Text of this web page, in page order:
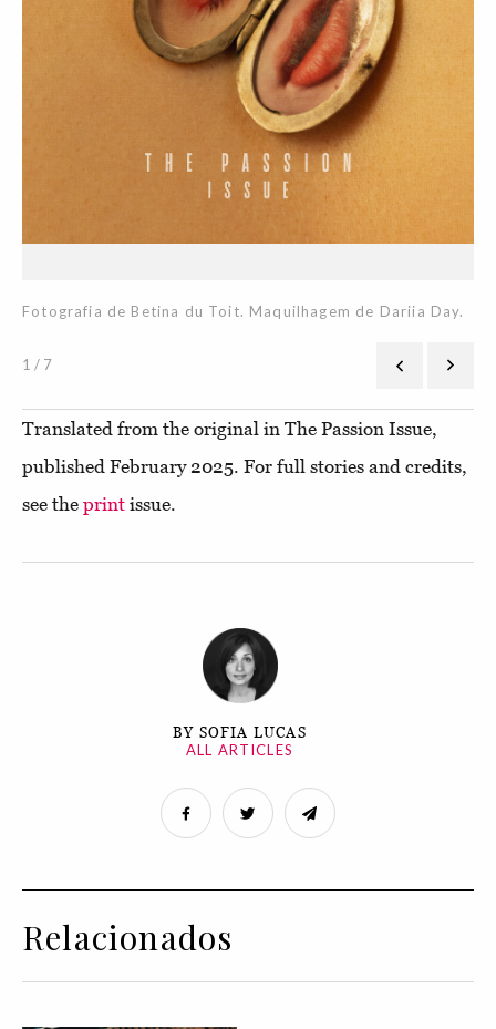
Fotografia de Betina du Toit. Maquilhagem de Dariia Day.
1 / 7
Translated from the original in The Passion Issue,
published February 2025. For full stories and credits,
see the print issue.
BY SOFIA LUCAS
ALL ARTICLES
Relacionados